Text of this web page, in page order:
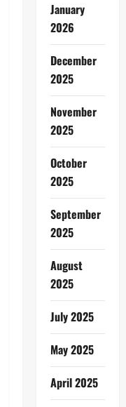
January
2026
December
2025
November
2025
October
2025
September
2025
August
2025
July 2025
May 2025
April 2025